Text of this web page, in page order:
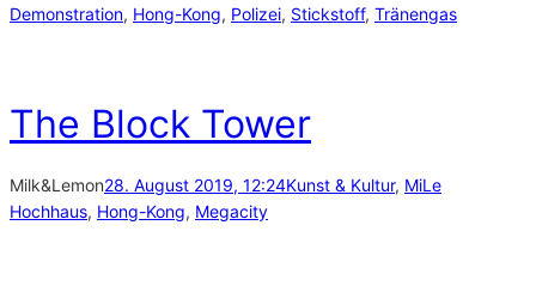
Demonstration, Hong-Kong, Polizei, Stickstoff, Tränengas
The Block Tower
Milk&Lemon28. August 2019, 12:24Kunst & Kultur, MiLe
Hochhaus, Hong-Kong, Megacity